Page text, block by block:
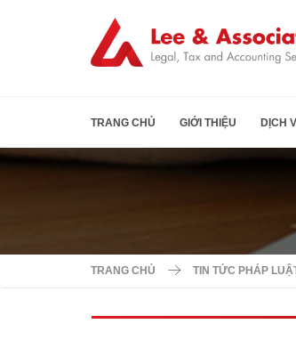
TRANG CHỦ GIỚI THIỆU DỊCH
TRANG CHỦ TIN TỨC PHÁP